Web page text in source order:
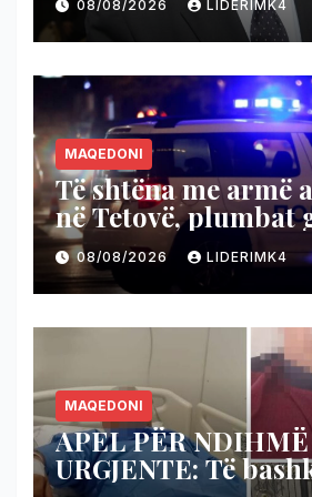
njohjen e Kosovës
08/08/2026 LIDERIMK4
MAQEDONI
Të shtëna me armë
në Tetovë, plumbat
shtëpinë dhe
vjeçari
08/08/2026 LIDERIMK4
MAQEDONI
APEL PËR NDIHMË
URGJENTE: Të